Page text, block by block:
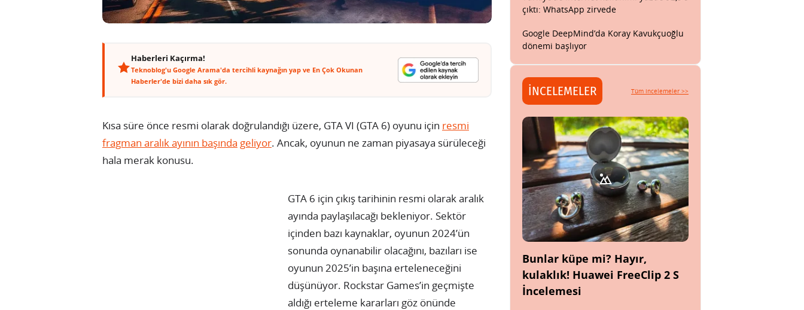
Haberleri Kaçırma!
Teknoblog'u Google Arama'da tercihli kaynağın yap ve En Çok Okunan
Haberler'de bizi daha sık gör.
Kısa süre önce resmi olarak doğrulandığı üzere, GTA VI (GTA 6) oyunu için resmi
fragman aralık ayının başında geliyor. Ancak, oyunun ne zaman piyasaya sürüleceği
hala merak konusu.
GTA 6 için çıkış tarihinin resmi olarak aralık
ayında paylaşılacağı bekleniyor. Sektör
içinden bazı kaynaklar, oyunun 2024’ün
sonunda oynanabilir olacağını, bazıları ise
oyunun 2025’in başına erteleneceğini
düşünüyor. Rockstar Games’in geçmişte
aldığı erteleme kararları göz önünde
çıktı: WhatsApp zirvede
Google DeepMind’da Koray Kavukçuoğlu
dönemi başlıyor
İNCELEMELER Tüm incelemeler >>
Bunlar küpe mi? Hayır,
kulaklık! Huawei FreeClip 2 S
İncelemesi